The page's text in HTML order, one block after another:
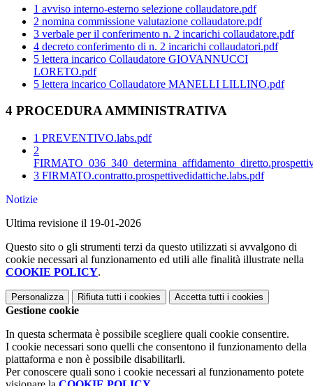
1 avviso interno-esterno selezione collaudatore.pdf
2 nomina commissione valutazione collaudatore.pdf
3 verbale per il conferimento n. 2 incarichi collaudatore.pdf
4 decreto conferimento di n. 2 incarichi collaudatori.pdf
5 lettera incarico Collaudatore GIOVANNUCCI
LORETO.pdf
5 lettera incarico Collaudatore MANELLI LILLINO.pdf
4 PROCEDURA AMMINISTRATIVA
1 PREVENTIVO.labs.pdf
2
3 FIRMATO.contratto.prospettivedidattiche.labs.pdf
Notizie
Ultima revisione il 19-01-2026
Questo sito o gli strumenti terzi da questo utilizzati si avvalgono di
cookie necessari al funzionamento ed utili alle finalità illustrate nella
COOKIE POLICY.
Personalizza Rifiuta tutti i cookies Accetta tutti i cookies
Gestione cookie
In questa schermata è possibile scegliere quali cookie consentire.
I cookie necessari sono quelli che consentono il funzionamento della
piattaforma e non è possibile disabilitarli.
Per conoscere quali sono i cookie necessari al funzionamento potete